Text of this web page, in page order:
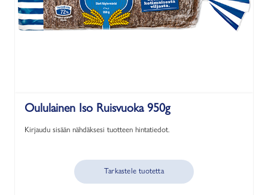
Oululainen Iso Ruisvuoka 950g
Kirjaudu sisään nähdäksesi tuotteen hintatiedot.
Tarkastele tuotetta